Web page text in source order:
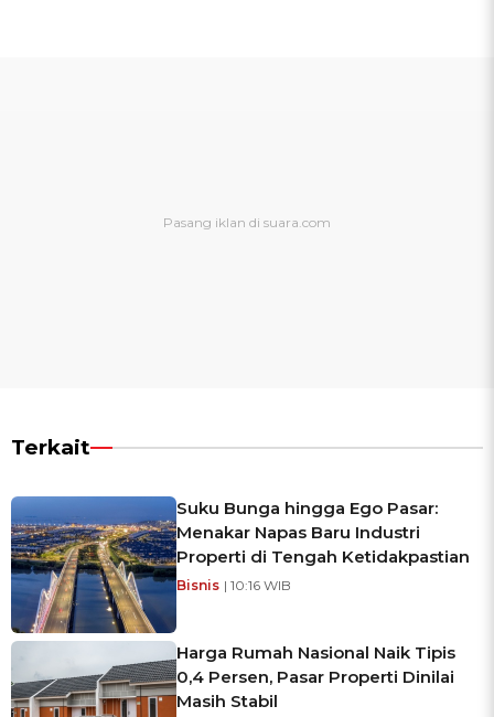
Terkait
Suku Bunga hingga Ego Pasar:
Menakar Napas Baru Industri
Properti di Tengah Ketidakpastian
Bisnis | 10:16 WIB
Harga Rumah Nasional Naik Tipis
0,4 Persen, Pasar Properti Dinilai
Masih Stabil